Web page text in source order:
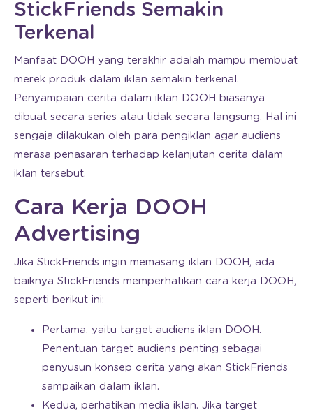
StickFriends Semakin
Terkenal
Manfaat DOOH yang terakhir adalah mampu membuat
merek produk dalam iklan semakin terkenal.
Penyampaian cerita dalam iklan DOOH biasanya
dibuat secara series atau tidak secara langsung. Hal ini
sengaja dilakukan oleh para pengiklan agar audiens
merasa penasaran terhadap kelanjutan cerita dalam
iklan tersebut.
Cara Kerja DOOH
Advertising
Jika StickFriends ingin memasang iklan DOOH, ada
baiknya StickFriends memperhatikan cara kerja DOOH,
seperti berikut ini:
Pertama, yaitu target audiens iklan DOOH.
Penentuan target audiens penting sebagai
penyusun konsep cerita yang akan StickFriends
sampaikan dalam iklan.
Kedua, perhatikan media iklan. Jika target